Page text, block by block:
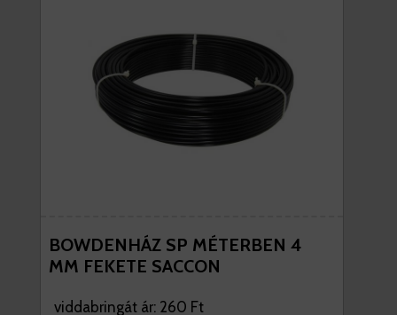
BOWDENHÁZ SP MÉTERBEN 4
MM FEKETE SACCON
viddabringát ár: 260 Ft